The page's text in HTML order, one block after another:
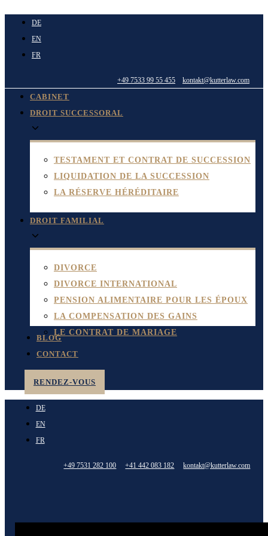
Aller
contenu
DE
EN
FR
+49 7533 99 55 455 kontakt@kutterlaw.com
CABINET
DROIT SUCCESSORAL
TESTAMENT ET CONTRAT DE SUCCESSION
LIQUIDATION DE LA SUCCESSION
LA RÉSERVE HÉRÉDITAIRE
DROIT FAMILIAL
DIVORCE
DIVORCE INTERNATIONAL
PENSION ALIMENTAIRE POUR LES ÉPOUX
LA COMPENSATION DES GAINS
LE CONTRAT DE MARIAGE
BLOG
CONTACT
RENDEZ-VOUS
DE
EN
FR
+49 7531 282 100 +41 442 083 182 kontakt@kutterlaw.com